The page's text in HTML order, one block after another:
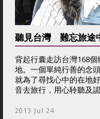
聽見台灣 難忘旅途
背起行囊走訪台灣168
地。一個單純行善的念
就為了尋找心中的在地
音去旅行，用心聆聽及
2013 Jul 24